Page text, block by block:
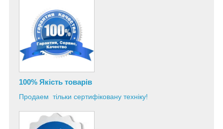
100% Якість товарів
Продаем тільки сертифіковану техніку!